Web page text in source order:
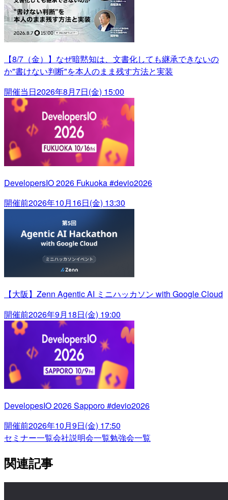
【8/7（金）】なぜ暗黙知は、文書化しても継承できないの
か"書けない判断"を本人のまま残す方法と実装
開催当日2026年8月7日(金) 15:00
DevelopersIO 2026 Fukuoka #devio2026
開催前2026年10月16日(金) 13:30
【大阪】Zenn Agentic AI ミニハッカソン with Google Cloud
開催前2026年9月18日(金) 19:00
DevelopesIO 2026 Sapporo #devio2026
開催前2026年10月9日(金) 17:50
セミナー一覧会社説明会一覧勉強会一覧
関連記事